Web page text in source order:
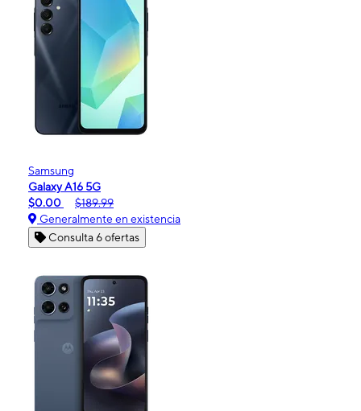
Samsung
Galaxy A16 5G
$0.00
$189.99
Generalmente en existencia
Consulta 6 ofertas